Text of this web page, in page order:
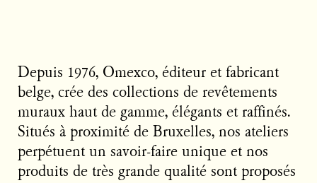
Depuis 1976, Omexco, éditeur et fabricant
belge, crée des collections de revêtements
muraux haut de gamme, élégants et raffinés.
Situés à proximité de Bruxelles, nos ateliers
perpétuent un savoir-faire unique et nos
produits de très grande qualité sont proposés